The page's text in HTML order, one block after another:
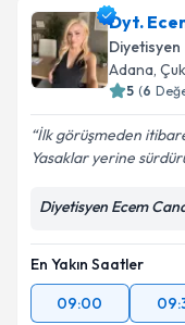
Size bu
E-posta
Metni'ni
Dyt.
Diyetisyen
Adana,
(
İlk görüşmeden
Yasaklar yerine
Diyetisyen Ecem
En Yakın Saatler
09:00